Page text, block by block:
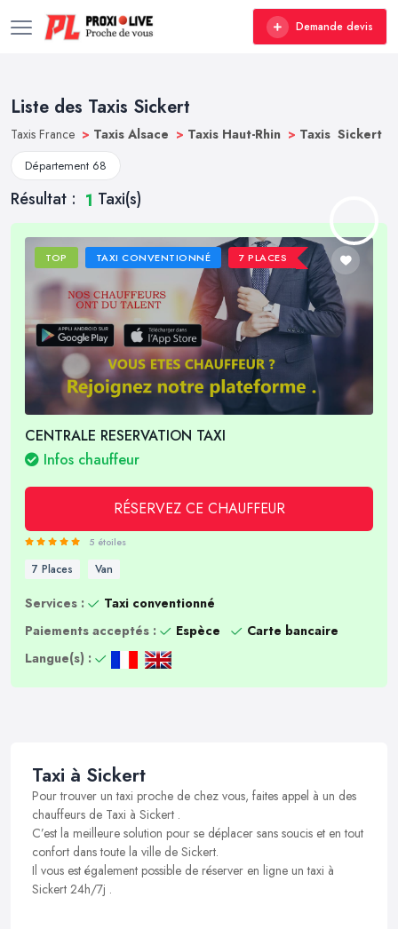
Demande devis
Liste des Taxis Sickert
Taxis France > Taxis Alsace > Taxis Haut-Rhin > Taxis Sickert
Département 68
Résultat : 1 Taxi(s)
TOP TAXI CONVENTIONNÉ 7 PLACES
CENTRALE RESERVATION TAXI
Infos chauffeur
RÉSERVEZ CE CHAUFFEUR
5 étoiles
7 Places Van
Services :
Taxi conventionné
Paiements acceptés :
Espèce
Carte bancaire
Langue(s) :
Taxi à Sickert
Pour trouver un taxi proche de chez vous, faites appel à un des
chauffeurs de Taxi à Sickert .
C’est la meilleure solution pour se déplacer sans soucis et en tout
confort dans toute la ville de Sickert.
Il vous est également possible de réserver en ligne un taxi à
Sickert 24h/7j .